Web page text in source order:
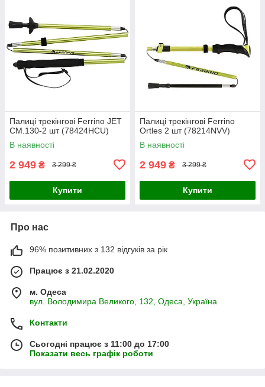
Палиці трекінгові Ferrino JET
CM.130-2 шт (78424HCU)
В наявності
2 949 ₴ 3 299 ₴
Купити
Палиці трекінгові Ferrino
Ortles 2 шт (78214NVV)
В наявності
2 949 ₴ 3 299 ₴
Купити
Про нас
96% позитивних з 132 відгуків за рік
Працює з 21.02.2020
м. Одеса
вул. Володимира Великого, 132, Одеса, Україна
Контакти
Сьогодні працює з 11:00 до 17:00
Показати весь графік роботи